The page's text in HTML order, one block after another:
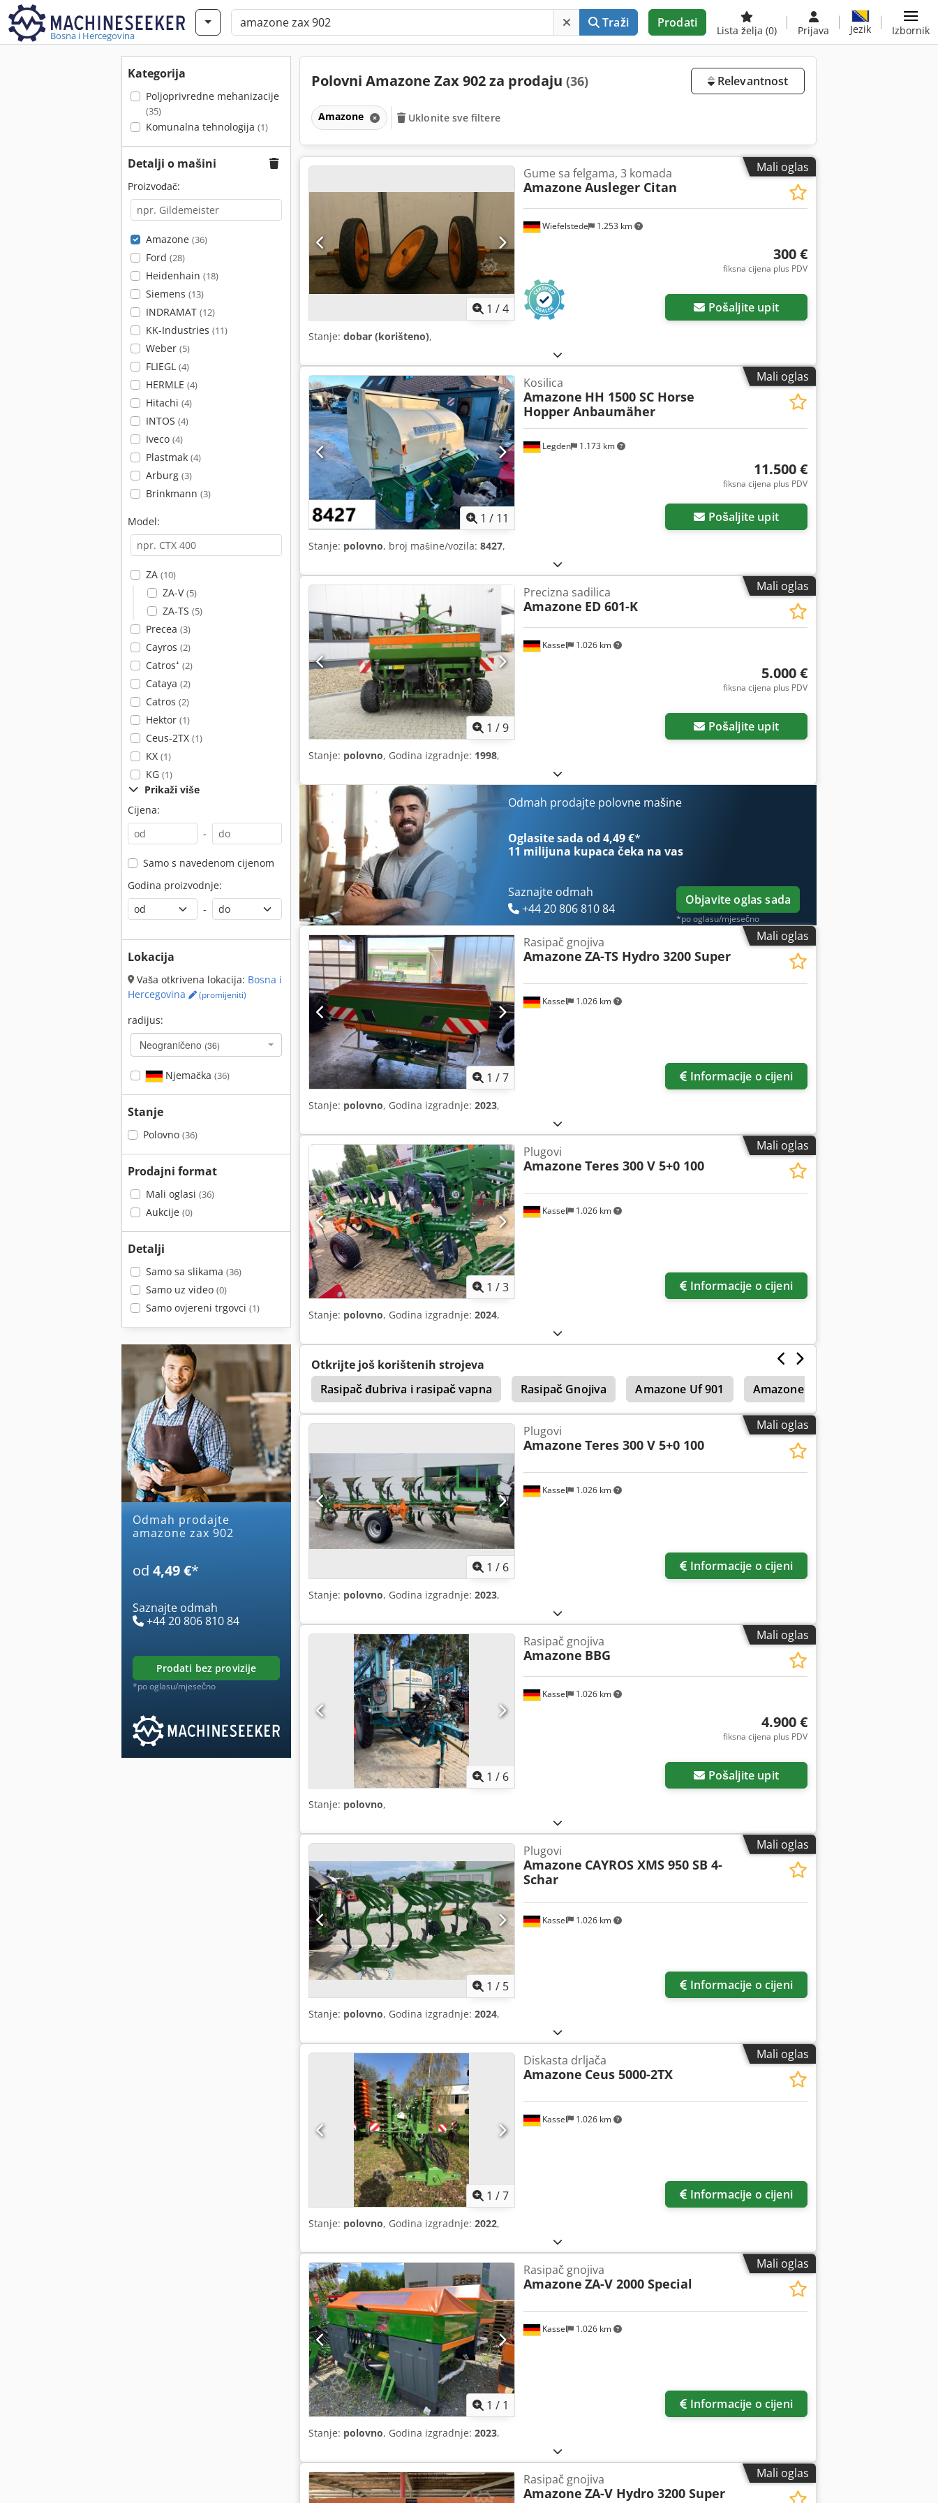
Bosna i Hercegovina
Traži Prodati
Lista želja (0) Prijava Jezik Izbornik
Kategorija
Poljoprivredne mehanizacije
(35)
Komunalna tehnologija (1)
Detalji o mašini
Proizvođač:
Amazone (36)
Ford (28)
Heidenhain (18)
Siemens (13)
INDRAMAT (12)
KK-Industries (11)
Weber (5)
FLIEGL (4)
HERMLE (4)
Hitachi (4)
INTOS (4)
Iveco (4)
Plastmak (4)
Arburg (3)
Brinkmann (3)
Model:
ZA (10)
ZA-V(5)
ZA-TS (5)
Precea (3)
Cayros (2)
Catros⁺ (2)
Cataya (2)
Catros (2)
Hektor (1)
Ceus-2TX (1)
KX (1)
KG (1)
Prikaži više
Cijena:
-
Samo s navedenom cijenom
Godina proizvodnje:
-
Lokacija
Vaša otkrivena lokacija: Bosna i
Hercegovina
(promijeniti)
radijus:
Neograničeno (36)
Njemačka (36)
Stanje
Polovno (36)
Prodajni format
Mali oglasi (36)
Aukcije (0)
Detalji
Samo sa slikama (36)
Samo uz video (0)
Samo ovjereni trgovci (1)
Odmah prodajte
amazone zax 902
od 4,49 €*
Saznajte odmah
+44 20 806 810 84
prodati bez provizije
*po oglasu/mjesečno
Polovni Amazone Zax 902 za prodaju (36) Relevantnost
Amazone Uklonite sve filtere
Mali oglas
1 /4
Wiefelstede 1.253 km
Gume sa felgama, 3 komada
Amazone Ausleger Citan
300 €
fiksna cijena plus PDV
Pošaljite upit
Stanje: dobar (korišteno),
Mali oglas
1 / 11
Legden 1.173 km
Kosilica
Amazone HH 1500 SC Horse
Hopper Anbaumäher
11.500 €
fiksna cijena plus PDV
Pošaljite upit
Stanje: polovno, broj mašine/vozila: 8427,
Mali oglas
1 /9
Kassel 1.026 km
Precizna sadilica
Amazone ED 601-K
5.000 €
fiksna cijena plus PDV
Pošaljite upit
Stanje: polovno, Godina izgradnje: 1998,
Odmah prodajte polovne mašine
Oglasite sada od 4,49 €*
11 milijuna kupaca čeka na vas
Saznajte odmah
+44 20 806 810 84
Objavite oglas sada
*po oglasu/mjesečno
Mali oglas
1 /7
Kassel 1.026 km
Rasipač gnojiva
Amazone ZA-TS Hydro 3200 Super
Informacije o cijeni
Stanje: polovno, Godina izgradnje: 2023,
Mali oglas
1 /3
Kassel 1.026 km
Plugovi
Amazone Teres 300 V 5+0 100
Informacije o cijeni
Stanje: polovno, Godina izgradnje: 2024,
Otkrijte još korištenih strojeva
Rasipač đubriva i rasipač vapna
Rasipač Gnojiva Amazone Uf 901 Amazone Uf 1501
Amazone Uf 1501 Amazone Uf 1201
Mali oglas
1 / 6
Kassel 1.026 km
Plugovi
Amazone Teres 300 V 5+0 100
Informacije o cijeni
Stanje: polovno, Godina izgradnje: 2023,
Mali oglas
1 / 6
Kassel 1.026 km
Rasipač gnojiva
Amazone BBG
4.900 €
fiksna cijena plus PDV
Pošaljite upit
Stanje: polovno,
Mali oglas
1 / 5
Kassel 1.026 km
Plugovi
Amazone CAYROS XMS 950 SB 4-
Schar
Informacije o cijeni
Stanje: polovno, Godina izgradnje: 2024,
Mali oglas
1 /7
Kassel 1.026 km
Diskasta drljača
Amazone Ceus 5000-2TX
Informacije o cijeni
Stanje: polovno, Godina izgradnje: 2022,
Mali oglas
1 / 1
Kassel 1.026 km
Rasipač gnojiva
Amazone ZA-V 2000 Special
Informacije o cijeni
Stanje: polovno, Godina izgradnje: 2023,
Mali oglas
Rasipač gnojiva
Amazone ZA-V Hydro 3200 Super